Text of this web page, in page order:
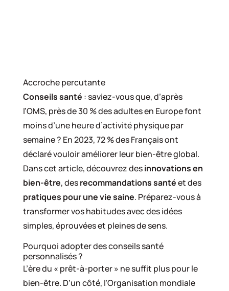
Accroche percutante
Conseils santé : saviez-vous que, d’après
l’OMS, près de 30 % des adultes en Europe font
moins d’une heure d’activité physique par
semaine ? En 2023, 72 % des Français ont
déclaré vouloir améliorer leur bien-être global.
Dans cet article, découvrez desinnovations en
bien-être, desrecommandations santéet des
pratiques pour une vie saine. Préparez-vous à
transformer vos habitudes avec des idées
simples, éprouvées et pleines de sens.
Pourquoi adopter des conseils santé
personnalisés ?
L’ère du « prêt-à-porter » ne suffit plus pour le
bien-être. D’un côté, l’Organisation mondiale